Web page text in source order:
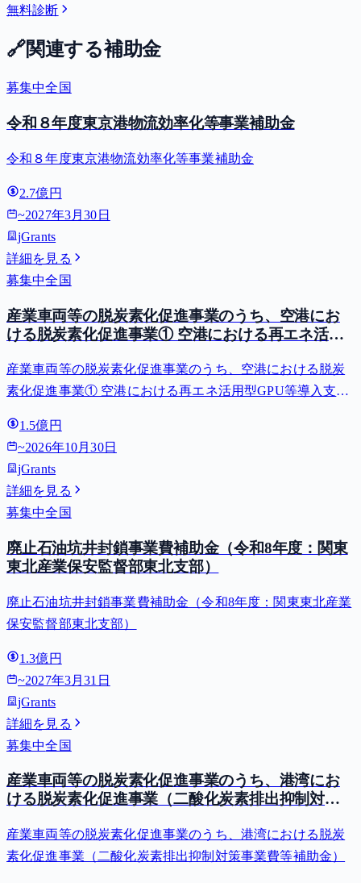
無料診断
🔗関連する補助金
募集中全国
令和８年度東京港物流効率化等事業補助金
令和８年度東京港物流効率化等事業補助金
2.7億円
~2027年3月30日
jGrants
詳細を見る
募集中全国
産業車両等の脱炭素化促進事業のうち、空港にお
ける脱炭素化促進事業① 空港における再エネ活用
費等補助金）
産業車両等の脱炭素化促進事業のうち、空港における脱炭
素化促進事業① 空港における再エネ活用型GPU等導入支援
1.5億円
~2026年10月30日
jGrants
詳細を見る
募集中全国
廃止石油坑井封鎖事業費補助金（令和8年度：関東
東北産業保安監督部東北支部）
廃止石油坑井封鎖事業費補助金（令和8年度：関東東北産業
保安監督部東北支部）
1.3億円
~2027年3月31日
jGrants
詳細を見る
募集中全国
産業車両等の脱炭素化促進事業のうち、港湾にお
ける脱炭素化促進事業（二酸化炭素排出抑制対策
産業車両等の脱炭素化促進事業のうち、港湾における脱炭
素化促進事業（二酸化炭素排出抑制対策事業費等補助金）